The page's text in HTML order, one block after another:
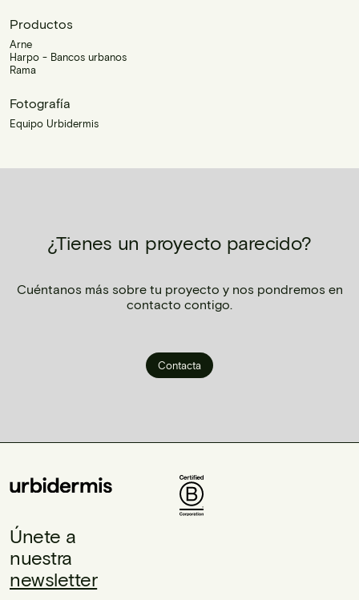
Productos
Arne
Harpo - Bancos urbanos
Rama
Fotografía
Equipo Urbidermis
¿Tienes un proyecto parecido?
Cuéntanos más sobre tu proyecto y nos pondremos en
contacto contigo.
Contacta
Únete a
nuestra
newsletter